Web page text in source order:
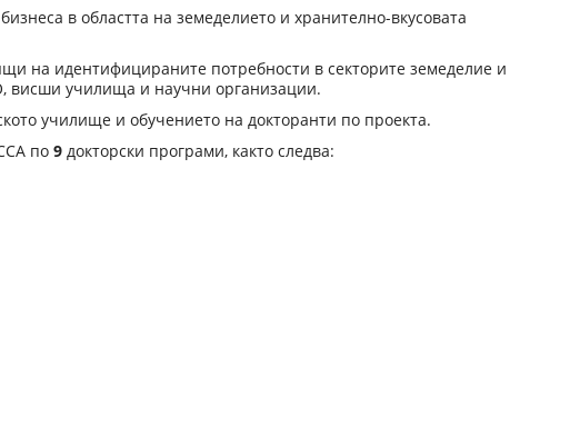
в областта на земеделието и хранително-вкусовата
на идентифицираните потребности в секторите земеделие и
висши училища и научни организации.
училище и обучението на докторанти по проекта.
по 9докторски програми, както следва: